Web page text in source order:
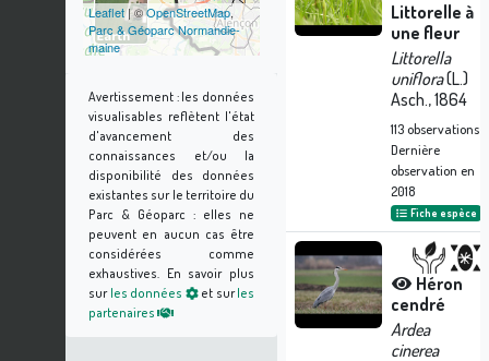
Leaflet| ©OpenStreetMap,
Parc & Géoparc Normandie-
maine
Avertissement :les données
visualisables reflètent l'état
d'avancement des
connaissances et/ou la
disponibilité des données
existantes sur le territoire du
Parc & Géoparc : elles ne
peuvent en aucun cas être
considérées comme
exhaustives. En savoir plus
sur les données et surles
partenaires
Littorelle à
une fleur
Littorella
uniflora(L.)
Asch., 1864
113observations
Dernière
observation en
2018
Fiche espèce
Héron
cendré
Ardea
cinerea